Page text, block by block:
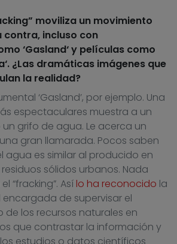
moviliza un movimiento
contra, incluso con
‘Gasland‘ y películas como
¿Las dramáticas imágenes que
la realidad?
‘Gasland’, por ejemplo. Una
espectaculares muestra a un
grifo de agua. Le acerca un
gran llamarada. Pocos saben
agua es similar al producido en
sólidos urbanos. Nada
“fracking”. Así lo ha reconocido la
de supervisar el
los recursos naturales en
que contrastar la información y